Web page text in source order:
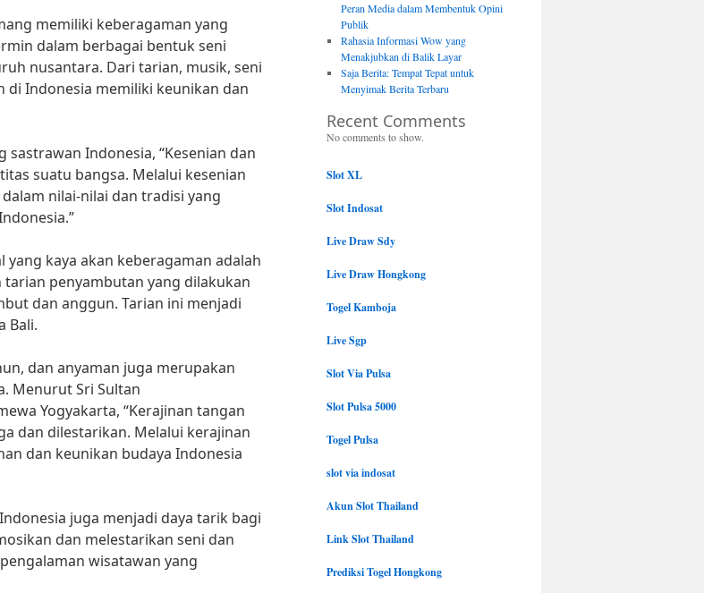
memiliki keberagaman yang
dalam berbagai bentuk seni
nusantara. Dari tarian, musik, seni
di Indonesia memiliki keunikan dan
Indonesia, “Kesenian dan
suatu bangsa. Melalui kesenian
nilai-nilai dan tradisi yang
kaya akan keberagaman adalah
tarian penyambutan yang dilakukan
dan anggun. Tarian ini menjadi
Bali.
dan anyaman juga merupakan
Menurut Sri Sultan
Yogyakarta, “Kerajinan tangan
dan dilestarikan. Melalui kerajinan
dan keunikan budaya Indonesia
juga menjadi daya tarik bagi
dan melestarikan seni dan
wisatawan yang
Peran Media dalam Membentuk Opini
Publik
Rahasia Informasi Wow yang
Menakjubkan di Balik Layar
Saja Berita: Tempat Tepat untuk
Menyimak Berita Terbaru
Recent Comments
No comments to show.
Slot XL
Slot Indosat
Live Draw Sdy
Live Draw Hongkong
Togel Kamboja
Live Sgp
Slot Via Pulsa
Slot Pulsa 5000
Togel Pulsa
slot via indosat
Akun Slot Thailand
Link Slot Thailand
Prediksi Togel Hongkong